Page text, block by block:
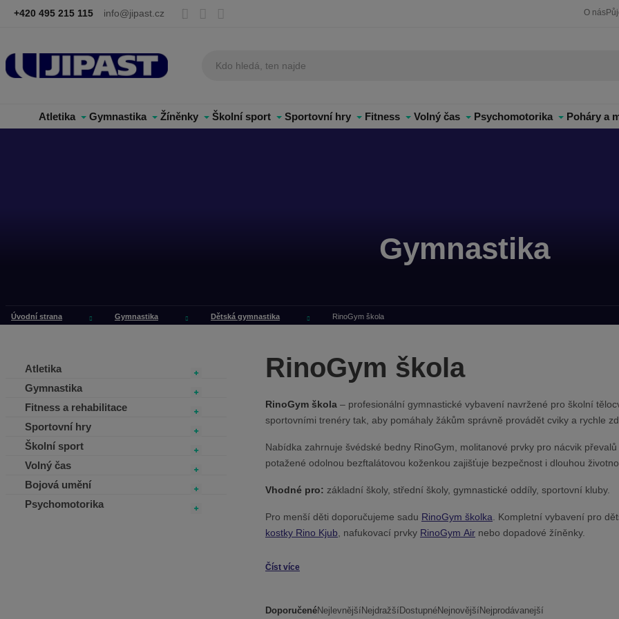
+420 495 215 115 info@jipast.cz O nás
Atletika Gymnastika Žíněnky Školní sport Sportovní hry Fitness Volný čas Psychomotorika Poháry a
Gymnastika
Úvodní strana Gymnastika Dětská gymnastika RinoGym škola
RinoGym škola
RinoGym škola – profesionální gymnastické vybavení navržené pro školní
sportovními trenéry tak, aby pomáhaly žákům správně provádět cviky a rychle
Nabídka zahrnuje švédské bedny RinoGym, molitanové prvky pro nácvik
potažené odolnou bezftalátovou koženkou zajišťuje bezpečnost i dlouhou
Vhodné pro: základní školy, střední školy, gymnastické oddíly, sportovní kluby.
Pro menší děti doporučujeme sadu RinoGym školka . Kompletní vybavení pro
kostky Rino Kjub , nafukovací prvky RinoGym Air nebo dopadové žíněnky.
Číst více
DoporučenéNejlevnější Nejdražší DostupnéNejnovější Nejprodávanejší
Atletika
Gymnastika
Fitness a rehabilitace
Sportovní hry
Školní sport
Volný čas
Bojová umění
Psychomotorika